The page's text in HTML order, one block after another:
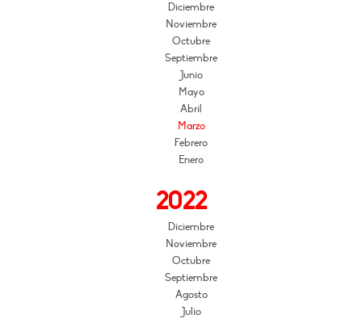
Diciembre
Noviembre
Octubre
Septiembre
Junio
Mayo
Abril
Marzo
Febrero
Enero
2022
Diciembre
Noviembre
Octubre
Septiembre
Agosto
Julio